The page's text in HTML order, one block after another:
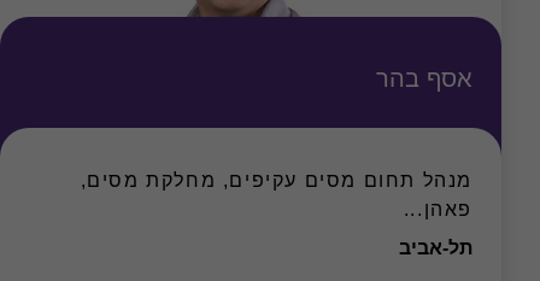
אסף בהר
מנהל תחום מסים עקיפים, מחלקת מסים,
פאהן...
תל-אביב